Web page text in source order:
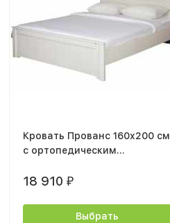
Кровать Прованс 160x200 см
с ортопедическим
18 910 ₽
Выбрать